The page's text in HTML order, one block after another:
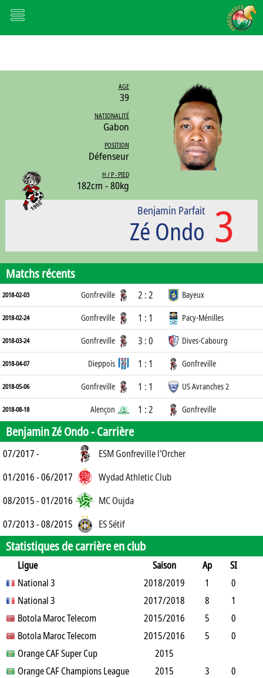
AGE
39
NATIONALITÉ
Gabon
POSITION
Défenseur
H / P - PIED
182cm - 80kg
3
Benjamin Parfait
Zé Ondo
Matchs récents
2018-02-03 Gonfreville 2 : 2 Bayeux
2018-02-24 Gonfreville 1 : 1 Pacy-Ménilles
2018-03-24 Gonfreville 3 : 0 Dives-Cabourg
2018-04-07 Dieppois 1 : 1 Gonfreville
2018-05-06 Gonfreville 1 : 1 US Avranches 2
2018-08-18 Alençon 1 : 2 Gonfreville
Benjamin Zé Ondo -Carrière
07/2017 -
ESM Gonfreville l'Orcher
01/2016 - 06/2017
Wydad Athletic Club
08/2015 - 01/2016
MC Oujda
07/2013 - 08/2015
ES Sétif
Statistiques de carrière en club
Ligue Saison Ap
SI
SO
B 2J CR Min
National 3 2018/2019 1
0
0
0 0 0 90
National 3 2017/2018 8
1
4
1 0 0 0 547
Botola Maroc Telecom 2015/2016 5
0
0
0 0 0 0 450
Botola Maroc Telecom 2015/2016 5
0
2
0 0 0
Orange CAF Super Cup
2015
Orange CAF Champions League
2015 3
0